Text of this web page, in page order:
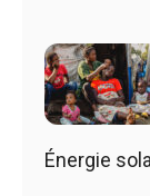
Énergie